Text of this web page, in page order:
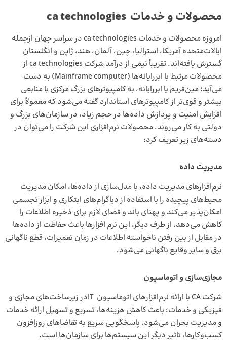
محصولات و خدمات ca technologies
امروزه محصولات و خدمات ca technologies در سراسر جهان ازجمله
ایالات‌متحده‌ آمریکا، استرالیا، چین، آلمان، هند، ژاپن و انگلستان
گسترش یافته‌اند. تقریباً نیمی از درآمد شرکت ca technologies از
محصولات مرتبط با ابر‌رایانه‌ها (Mainframe computer) به دست
می‌آید؛ مین‌فریم یا ابررایانه، به کامپیوترهای بزرگ مرکزی با منابعی
بیشتر و قوی‌تر از کامپیوترهای استاندارد گفته می‌شود که معمولاً برای
افزایش امنیت و پردازش داده‌ها در حجم زیاد، در سازمان‌های بزرگ و
دولتی به کار می‌روند. محصولات نرم‌افزاری این شرکت را می‌توان در
دسته‌های زیر تعریف کرد:
مدیریت داده
نرم‌افزارهای مدیریت داده، با مدل‌سازی از داده‌ها، امکان مدیریت
محیط‌های پیچیده را‌ با استفاده از دیاگرام‌های ابتکاری و ابزار تجسمی
امکان‌پذیر می‌کند و پهنای باند و فضای لازم برای ذخیره اطلاعات را
کاهش می‌دهد. از طرف دیگر، این نرم افزارها باعث حفاظت از داده‌ها
در مقابل از بین رفتن ناخواسته اطلاعات در زمان تعمیرات، قطع ناگهانی
برق و سایر وقایع ناگهانی می‌شود.
مجازی‌سازی و اتوماسیون
شرکت CA با ارائه نرم‌افزارهای اتوماسیون ITدر زیرساخت‌های مجازی و
فیزیکی و خدمات؛ باعث کاهش هزینه‌ها، تسریع و تسهیل ارائه خدمات
و مدیریت بحران می‌شود. پاسخگویی سریع به تقاضاهای روزافزون
کسب‌وکارها، تاثیر دیگر این سیستم‌ها برای سازمان‌ها است.